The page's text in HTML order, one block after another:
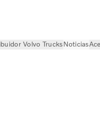
Volvo TrucksNoticias